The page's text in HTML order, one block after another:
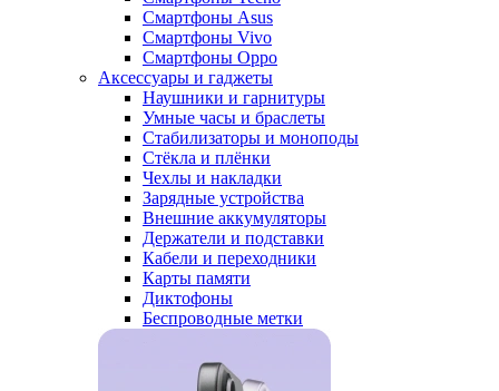
Смартфоны Asus
Смартфоны Vivo
Смартфоны Oppo
Аксессуары и гаджеты
Наушники и гарнитуры
Умные часы и браслеты
Стабилизаторы и моноподы
Стёкла и плёнки
Чехлы и накладки
Зарядные устройства
Внешние аккумуляторы
Держатели и подставки
Кабели и переходники
Карты памяти
Диктофоны
Беспроводные метки